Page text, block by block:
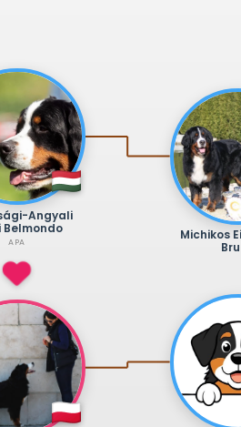
Angyali
Belmondo
APA
Michikos